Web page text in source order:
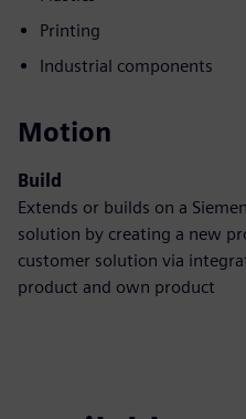
Printing
Industrial components
Motion
Build
Extends or builds on a
solution by creating a new
customer solution via
product and own product